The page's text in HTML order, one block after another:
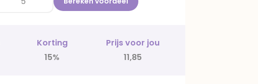
Korting
Prijs voor jou
15% 11,85